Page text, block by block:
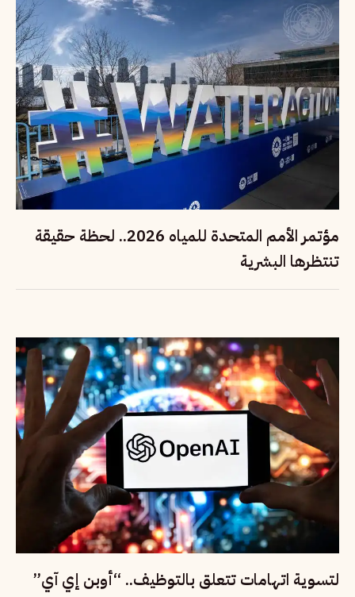
مؤتمر الأمم المتحدة للمياه 2026.. لحظة حقيقة
تنتظرها البشرية
لتسوية اتهامات تتعلق بالتوظيف.. “أوبن إي آي”